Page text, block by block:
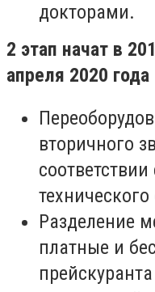
докторами.
2 этап начат в
апреля 2020 года
вторичного
Разделение
платные и